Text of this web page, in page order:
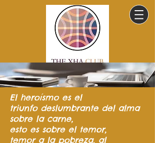
El heroísmo es el
triunfo deslumbrante del alma
sobre la carne,
esto es sobre el temor,
temor a la pobreza, al